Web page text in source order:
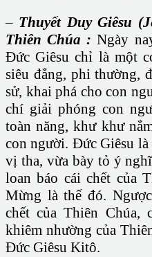
– Thuyết Duy Giêsu
Thiên Chúa : Ngày
Đức Giêsu chỉ là một
siêu đẳng, phi thường,
sử, khai phá cho con
chí giải phóng con
toàn năng, khư khư
con người. Đức Giêsu
vị tha, vừa bày tỏ ý
loan báo cái chết của
Mừng là thế đó.
chết của Thiên Chúa,
khiêm nhường của
Đức Giêsu Kitô.